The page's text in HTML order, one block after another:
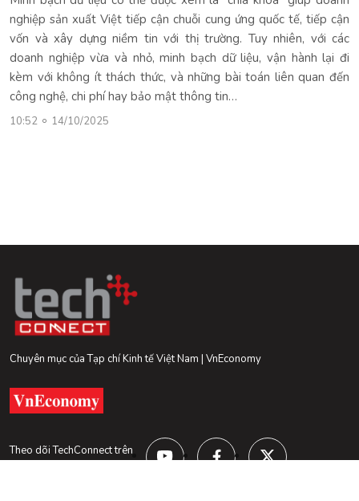
nghiệp sản xuất Việt tiếp cận chuỗi cung ứng quốc tế, tiếp cận
vốn và xây dựng niềm tin với thị trường. Tuy nhiên, với các
doanh nghiệp vừa và nhỏ, minh bạch dữ liệu, vận hành lại đi
kèm với không ít thách thức, và những bài toán liên quan đến
công nghệ, chi phí hay bảo mật thông tin…
10:52 14/10/2025
Chuyên mục của Tạp chí Kinh tế Việt Nam | VnEconomy
Theo dõi TechConnect trên